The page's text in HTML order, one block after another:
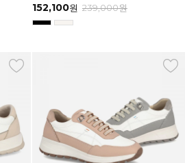
152,100원 239,000원